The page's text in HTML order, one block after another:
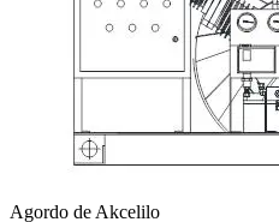
Agordo de Akcelilo